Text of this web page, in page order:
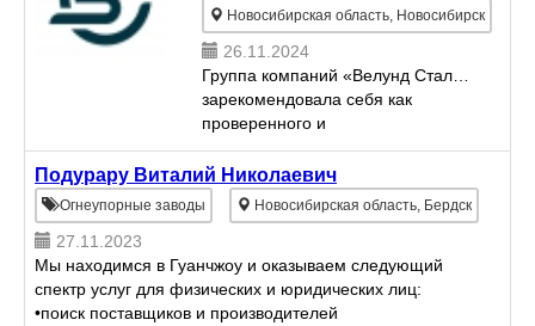
баббиты....
Новосибирская область, Новосибирск
26.11.2024
Группа компаний «Велунд Сталь»
зарекомендовала себя как
проверенного и
многопрофильного поставщика
металлопроката. Предприятие
постоянно разрабатывает и
выпускает новые виды продукции
Подурару Виталий Николаевич
Огнеупорные заводы Новосибирская область, Бердск
27.11.2023
Мы находимся в Гуанчжоу и оказываем следующий
спектр услуг для физических и юридических лиц:
•поиск поставщиков и производителей